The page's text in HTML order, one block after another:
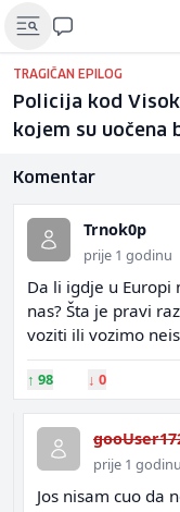
TRAGIČAN EPILOG
Policija kod
kojem su
Komentar
Trnok0p
prije 1 godinu
Da li igdje u Europi
nas? Šta je pravi
voziti ili vozimo
↑ 98 ↓ 0
prije 1 godinu
Jos nisam cuo da